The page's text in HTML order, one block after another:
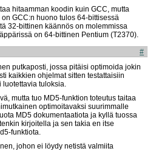
hitaamman koodin kuin GCC, mutta
GCC:n huono tulos 64-bittisessä
32-bittinen käännös on molemmissa
on 64-bittinen Pentium (T2370).
#
putkaposti, jossa pitäisi optimoida jokin
kaikkien ohjelmat sitten testattaisiin
tuloksia.
mutta tuo MD5-funktion toteutus taitaa
optimoitavaksi suurimmalle
MD5 dokumentaatiota ja kyllä tuossa
kirjoitella ja sen takia en itse
funktiota.
johon ei löydy netistä valmiita